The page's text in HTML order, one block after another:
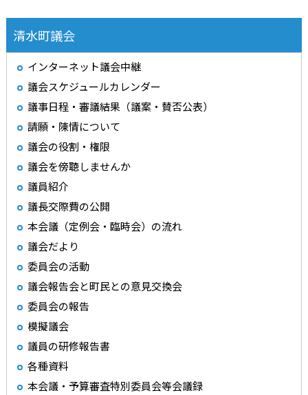
清水町議会
インターネット議会中継
議会スケジュールカレンダー
議事日程・審議結果（議案・賛否公表）
請願・陳情について
議会の役割・権限
議会を傍聴しませんか
議員紹介
議長交際費の公開
本会議（定例会・臨時会）の流れ
議会だより
委員会の活動
議会報告会と町民との意見交換会
委員会の報告
模擬議会
議員の研修報告書
各種資料
本会議・予算審査特別委員会等会議録